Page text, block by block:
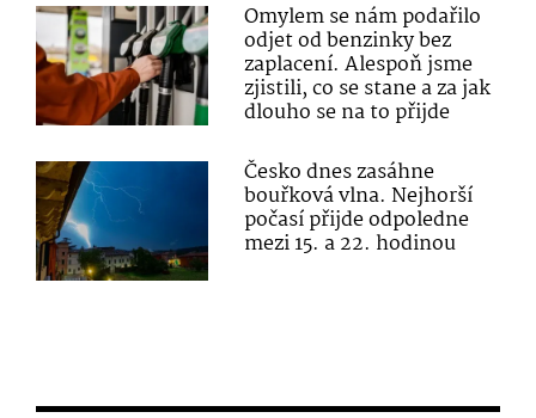
Omylem se nám podařilo
odjet od benzinky bez
zaplacení. Alespoň jsme
zjistili, co se stane a za jak
dlouho se na to přijde
Česko dnes zasáhne
bouřková vlna. Nejhorší
počasí přijde odpoledne
mezi 15. a 22. hodinou